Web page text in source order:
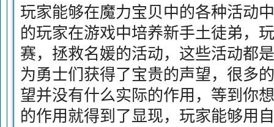
玩家能够在魔力宝贝中的各种活动
的玩家在游戏中培养新手土徒弟，
赛，拯救名媛的活动，这些活动都
为勇士们获得了宝贵的声望，很多
望并没有什么实际的作用，等到你
的作用就得到了显现，玩家能够用